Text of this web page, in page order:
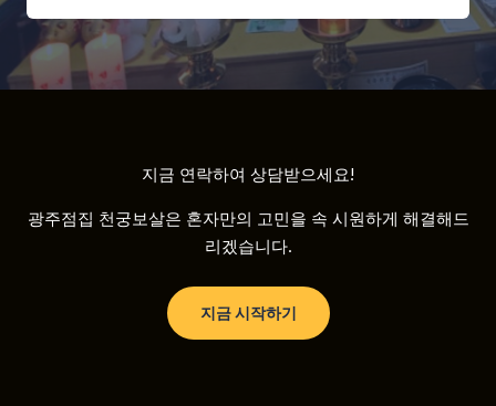
지금 연락하여 상담받으세요!
광주점집 천궁보살은 혼자만의 고민을 속 시원하게 해결해드
리겠습니다.
지금 시작하기